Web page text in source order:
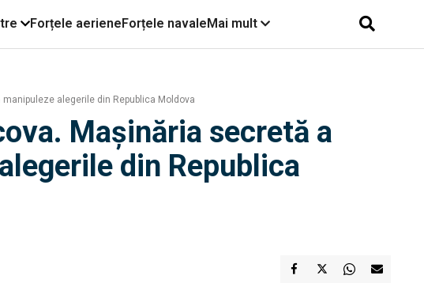
Forțele aerieneForțele navaleMai mult
alegerile din Republica Moldova
Mașinăria secretă a
din Republica